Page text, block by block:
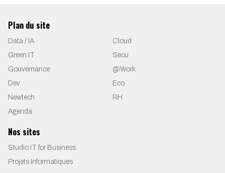
Plan du site
Data / IA
Cloud
Green IT
Secu
Gouvernance
@Work
Dev
Eco
Newtech
RH
Agenda
Nos sites
Studio IT for Business
Projets Informatiques